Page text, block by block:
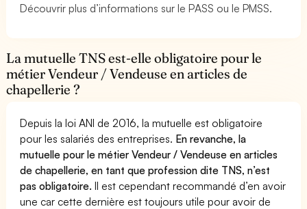
Découvrir plus d’informations sur le PASS ou le PMSS.
La mutuelle TNS est-elle obligatoire pour le
métier Vendeur / Vendeuse en articles de
chapellerie ?
Depuis la loi ANI de 2016, la mutuelle est obligatoire
pour les salariés des entreprises. En revanche, la
mutuelle pour le métier Vendeur / Vendeuse en articles
de chapellerie, en tant que profession dite TNS, n’est
pas obligatoire.Il est cependant recommandé d’en avoir
une car cette dernière est toujours utile pour avoir de